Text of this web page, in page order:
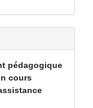
pédagogique
cours